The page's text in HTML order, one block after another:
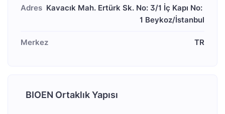
Adres Kavacık Mah. Ertürk Sk. No: 3/1 İç Kapı No:
1 Beykoz/İstanbul
Merkez TR
BIOEN Ortaklık Yapısı